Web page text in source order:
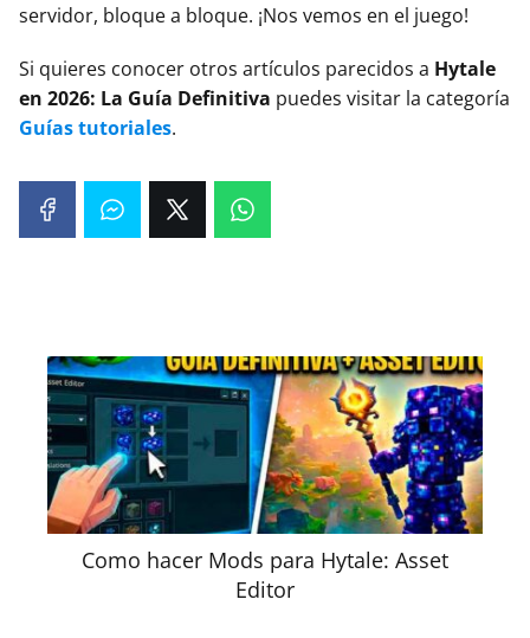
servidor, bloque a bloque. ¡Nos vemos en el juego!
Si quieres conocer otros artículos parecidos a Hytale
en 2026: La Guía Definitiva puedes visitar la categoría
Guías tutoriales.
Como hacer Mods para Hytale: Asset
Editor